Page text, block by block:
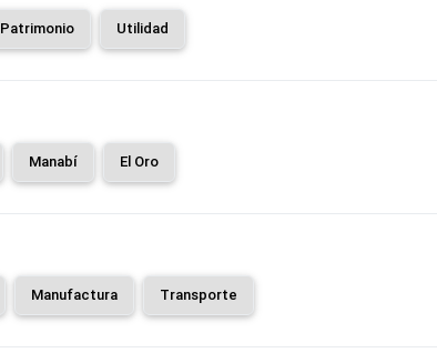
Patrimonio Utilidad
Manabí El Oro
Manufactura Transporte